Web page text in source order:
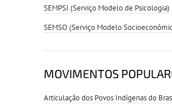
SEMPSI (Serviço Modelo de Psicologia)
SEMSO (Serviço Modelo
MOVIMENTOS
Articulação dos Povos Indígenas do